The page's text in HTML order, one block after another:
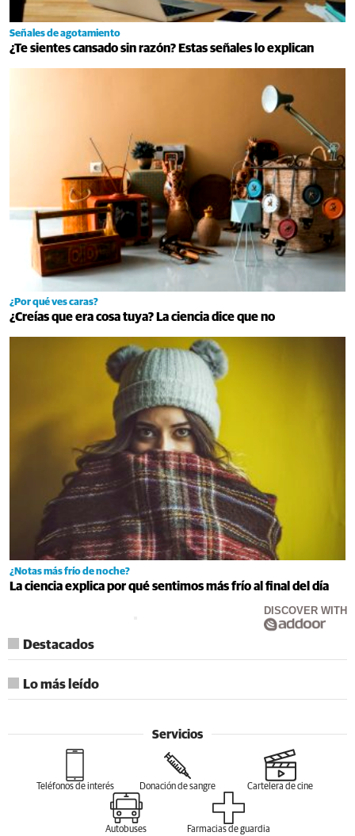
Señales de agotamiento
¿Te sientes cansado sin razón? Estas señales lo explican
¿Por qué ves caras?
¿Creías que era cosa tuya? La ciencia dice que no
¿Notas más frío de noche?
La ciencia explica por qué sentimos más frío al final del día
DISCOVER WITH
Destacados
Lo más leído
Servicios
Teléfonos de interés Donación de sangre Cartelera de cine
Autobuses Farmacias de guardia